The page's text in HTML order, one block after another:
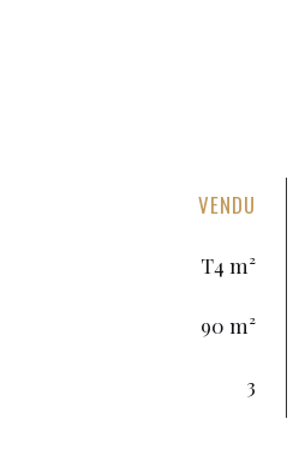
VENDU
T4 m²
90 m²
3